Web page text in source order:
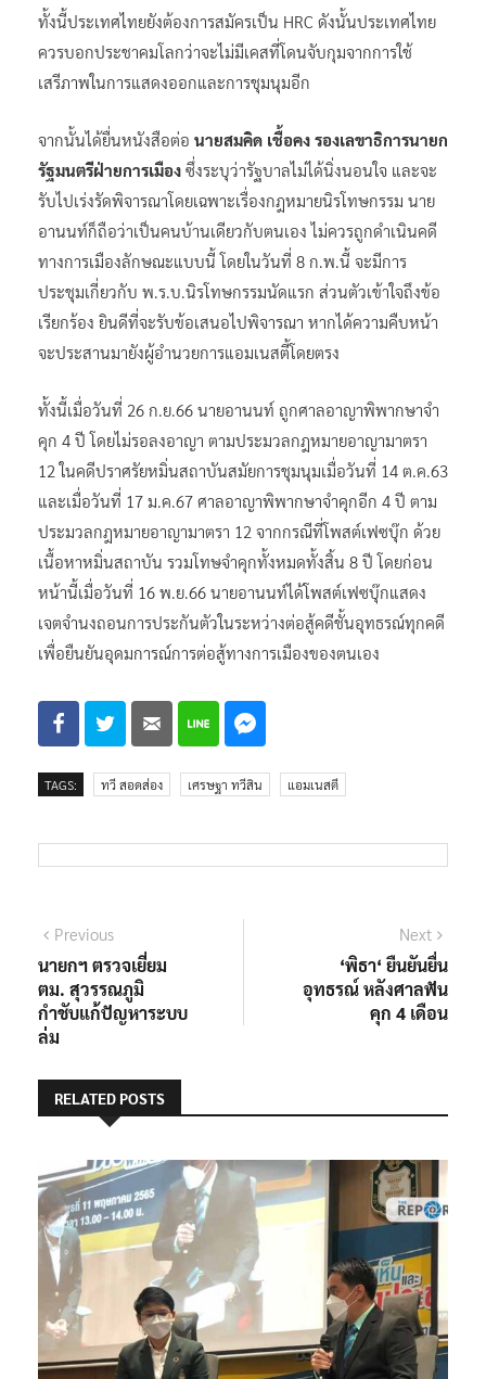
ทั้งนี้ประเทศไทยยังต้องการสมัครเป็น HRC ดังนั้นประเทศไทย
ควรบอกประชาคมโลกว่าจะไม่มีเคสที่โดนจับกุมจากการใช้
เสรีภาพในการแสดงออกและการชุมนุมอีก
จากนั้นได้ยื่นหนังสือต่อ นายสมคิด เชื้อคง รองเลขาธิการนายก
รัฐมนตรีฝ่ายการเมือง ซึ่งระบุว่ารัฐบาลไม่ได้นิ่งนอนใจ และจะ
รับไปเร่งรัดพิจารณาโดยเฉพาะเรื่องกฎหมายนิรโทษกรรม นาย
อานนท์ก็ถือว่าเป็นคนบ้านเดียวกับตนเอง ไม่ควรถูกดำเนินคดี
ทางการเมืองลักษณะแบบนี้ โดยในวันที่ 8 ก.พ.นี้ จะมีการ
ประชุมเกี่ยวกับ พ.ร.บ.นิรโทษกรรมนัดแรก ส่วนตัวเข้าใจถึงข้อ
เรียกร้อง ยินดีที่จะรับข้อเสนอไปพิจารณา หากได้ความคืบหน้า
จะประสานมายังผู้อำนวยการแอมเนสตี้โดยตรง
ทั้งนี้เมื่อวันที่ 26 ก.ย.66 นายอานนท์ ถูกศาลอาญาพิพากษาจำ
คุก 4 ปี โดยไม่รอลงอาญา ตามประมวลกฎหมายอาญามาตรา
12 ในคดีปราศรัยหมิ่นสถาบันสมัยการชุมนุมเมื่อวันที่ 14 ต.ค.63
และเมื่อวันที่ 17 ม.ค.67 ศาลอาญาพิพากษาจำคุกอีก 4 ปี ตาม
ประมวลกฎหมายอาญามาตรา 12 จากกรณีที่โพสต์เฟซบุ๊ก ด้วย
เนื้อหาหมิ่นสถาบัน รวมโทษจำคุกทั้งหมดทั้งสิ้น 8 ปี โดยก่อน
หน้านี้เมื่อวันที่ 16 พ.ย.66 นายอานนท์ได้โพสต์เฟซบุ๊กแสดง
เจตจำนงถอนการประกันตัวในระหว่างต่อสู้คดีชั้นอุทธรณ์ทุกคดี
เพื่อยืนยันอุดมการณ์การต่อสู้ทางการเมืองของตนเอง
TAGS: ทวี สอดส่อง เศรษฐา ทวีสิน แอมเนสตี
แนะแนว
เรื่อง
PreviousPrevious
post:
นายกฯ ตรวจเยี่ยม
ตม. สุวรรณภูมิ
กำชับแก้ปัญหาระบบ
ล่ม
Next
post:
‘พิธา‘ ยืนยันยื่น
อุทธรณ์ หลังศาลฟัน
คุก 4 เดือน
RELATED POSTS